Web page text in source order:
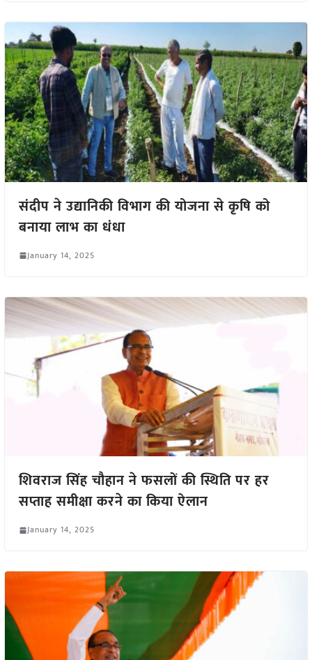
संदीप ने उद्यानिकी विभाग की योजना से कृषि को
बनाया लाभ का धंधा
January 14, 2025
शिवराज सिंह चौहान ने फसलों की स्थिति पर हर
सप्ताह समीक्षा करने का किया ऐलान
January 14, 2025